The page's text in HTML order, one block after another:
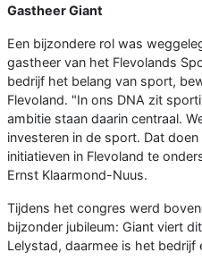
Gastheer Giant
Een bijzondere rol was
gastheer van het Flevolands
bedrijf het belang van sport,
Flevoland. "In ons DNA zit
ambitie staan daarin centraal.
investeren in de sport. Dat
initiatieven in Flevoland te
Ernst Klaarmond-Nuus.
Tijdens het congres werd
bijzonder jubileum: Giant viert
Lelystad, daarmee is het bedrijf